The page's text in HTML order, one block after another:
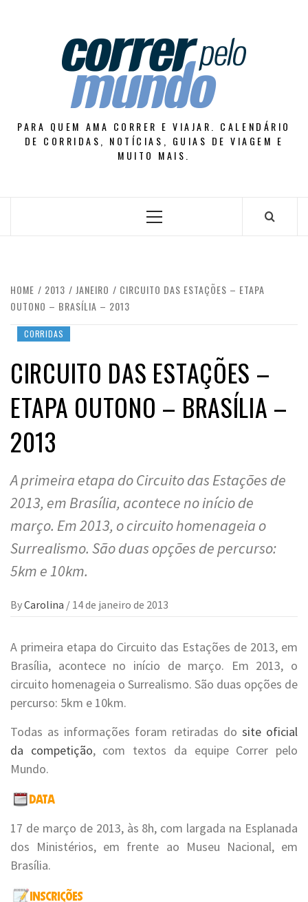
PARA QUEM AMA CORRER E VIAJAR. CALENDÁRIO
DE CORRIDAS, NOTÍCIAS, GUIAS DE VIAGEM E
MUITO MAIS.
Primary
HOME 2013 JANEIRO
CIRCUITO DAS ESTAÇÕES – ETAPA
OUTONO – BRASÍLIA – 2013
CORRIDAS
CIRCUITO DAS ESTAÇÕES –
ETAPA OUTONO – BRASÍLIA –
2013
A primeira etapa do Circuito das Estações de
2013, em Brasília, acontece no início de
março. Em 2013, o circuito homenageia o
Surrealismo. São duas opções de percurso:
5km e 10km.
ByCarolina / 14 de janeiro de 2013
A primeira etapa do Circuito das Estações de 2013, em
Brasília, acontece no início de março. Em 2013, o
circuito homenageia o Surrealismo. São duas opções de
percurso: 5km e 10km.
Todas as informações foram retiradas do site oficial
da competição, com textos da equipe Correr pelo
Mundo.
17 de março de 2013, às 8h, com largada na Esplanada
dos Ministérios, em frente ao Museu Nacional, em
Brasília.